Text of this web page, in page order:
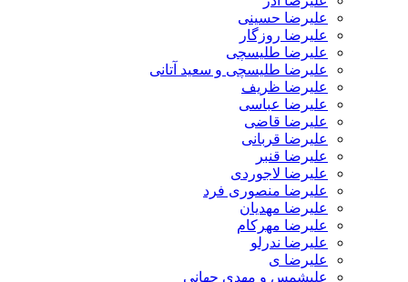
علیرضا حسینی
علیرضا روزگار
علیرضا طلیسچی
علیرضا طلیسچی و سعید آتانی
علیرضا ظریف
علیرضا عباسی
علیرضا قاضی
علیرضا قربانی
علیرضا قنبر
علیرضا لاجوردی
علیرضا منصوری فرد
علیرضا مهدیان
علیرضا مهرکام
علیرضا ندرلو
علیرضا ی
علیشمس و مهدی جهانی